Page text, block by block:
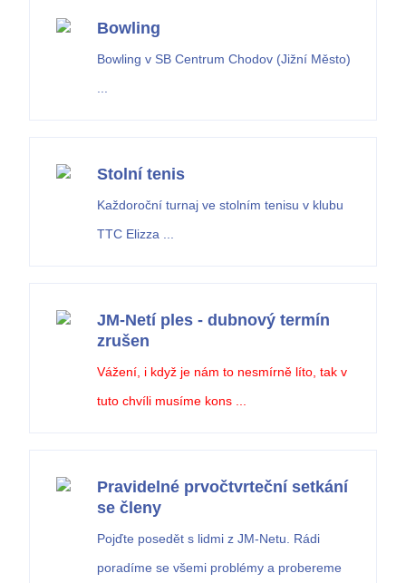
Bowling
Bowling v SB Centrum Chodov (Jižní Město)
Stolní tenis
Každoroční turnaj ve stolním tenisu v klubu
TTC Elizza ...
JM-Netí ples - dubnový termín
zrušen
Vážení, i když je nám to nesmírně líto, tak v
tuto chvíli musíme kons ...
Pravidelné prvočtvrteční setkání
se členy
Pojďte posedět s lidmi z JM-Netu. Rádi
poradíme se všemi problémy a probereme